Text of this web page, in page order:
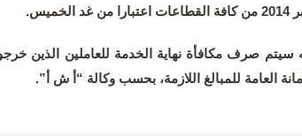
العامة للمبالغ اللازمة، بحسب وكالة “أ ش أ”.